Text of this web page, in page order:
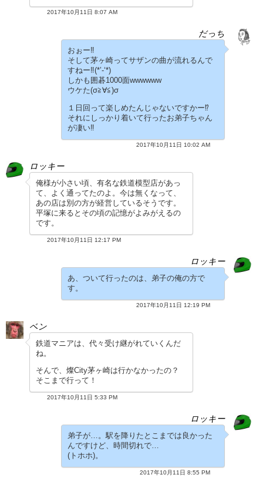
2017年10月11日 8:07 AM
だっち
おぉー‼︎
そして茅ヶ崎ってサザンの曲が流れるんで
すねー‼︎(*’-‘*)
しかも囲碁1000面wwwwww
ウケた(σ≧∀≦)σ
１日回って楽しめたんじゃないですかー⁉︎
それにしっかり着いて行ったお弟子ちゃん
が凄い‼︎
2017年10月11日 10:02 AM
ロッキー
俺様が小さい頃、有名な鉄道模型店があっ
て、よく通ってたのよ。今は無くなって、
あの店は別の方が経営しているそうです。
平塚に来るとその頃の記憶がよみがえるの
です。
2017年10月11日 12:17 PM
ロッキー
あ、ついて行ったのは、弟子の俺の方で
す。
2017年10月11日 12:19 PM
ベン
鉄道マニアは、代々受け継がれていくんだ
ね。
そんで、燦City茅ヶ崎は行かなかったの？
そこまで行って！
2017年10月11日 5:33 PM
ロッキー
弟子が…。駅を降りたとこまでは良かった
んですけど、時間切れで…
(トホホ)。
2017年10月11日 8:55 PM